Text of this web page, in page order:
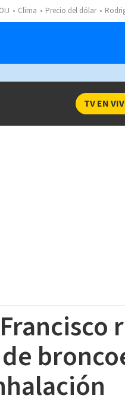
OIJ Clima Precio del dólar
TV EN